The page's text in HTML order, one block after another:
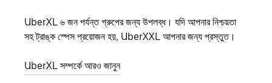
UberXL ৬ জন পর্যন্ত গ্রুপের জন্য উপলব্ধ। যদি আপনার নিশ্চয়তা
সহ ট্রাঙ্ক স্পেস প্রয়োজন হয়, UberXXL আপনার জন্য প্রস্তুত।
UberXL সম্পর্কে আরও জানুন